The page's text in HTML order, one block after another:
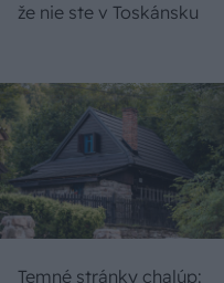
že nie ste v Toskánsku
Temné stránky chalúp: